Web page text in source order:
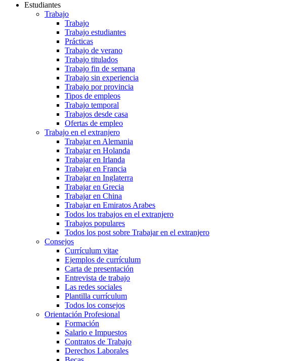
Estudiantes
Trabajo
Trabajo
Trabajo estudiantes
Prácticas
Trabajo de verano
Trabajo titulados
Trabajo fin de semana
Trabajo sin experiencia
Trabajo por provincia
Tipos de empleos
Trabajo temporal
Trabajos desde casa
Ofertas de empleo
Trabajo en el extranjero
Trabajar en Alemania
Trabajar en Holanda
Trabajar en Irlanda
Trabajar en Francia
Trabajar en Inglaterra
Trabajar en Grecia
Trabajar en China
Trabajar en Emiratos Arabes
Todos los trabajos en el extranjero
Trabajos populares
Todos los post sobre Trabajar en el extranjero
Consejos
Currículum vitae
Ejemplos de currículum
Carta de presentación
Entrevista de trabajo
Las redes sociales
Plantilla currículum
Todos los consejos
Orientación Profesional
Formación
Salario e Impuestos
Contratos de Trabajo
Derechos Laborales